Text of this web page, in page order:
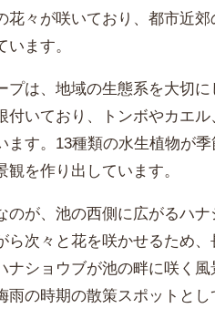
花々が咲いており、都市近
ます。
プは、地域の生態系を大切
付いており、トンボやカエ
ます。13種類の水生植物が
観を作り出しています。
のが、池の西側に広がるハ
ら次々と花を咲かせるため
ナショウブが池の畔に咲く
雨の時期の散策スポットとし